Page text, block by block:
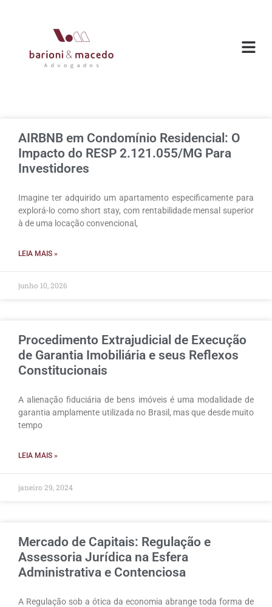
AIRBNB em Condomínio Residencial: O
Impacto do RESP 2.121.055/MG Para
Investidores
Imagine ter adquirido um apartamento especificamente para
explorá-lo como short stay, com rentabilidade mensal superior
à de uma locação convencional,
LEIA MAIS »
junho 10, 2026
Procedimento Extrajudicial de Execução
de Garantia Imobiliária e seus Reflexos
Constitucionais
A alienação fiduciária de bens imóveis é uma modalidade de
garantia amplamente utilizada no Brasil, mas que desde muito
tempo
LEIA MAIS »
janeiro 29, 2024
Mercado de Capitais: Regulação e
Assessoria Jurídica na Esfera
Administrativa e Contenciosa
A Regulação sob a ótica da economia abrange toda forma de